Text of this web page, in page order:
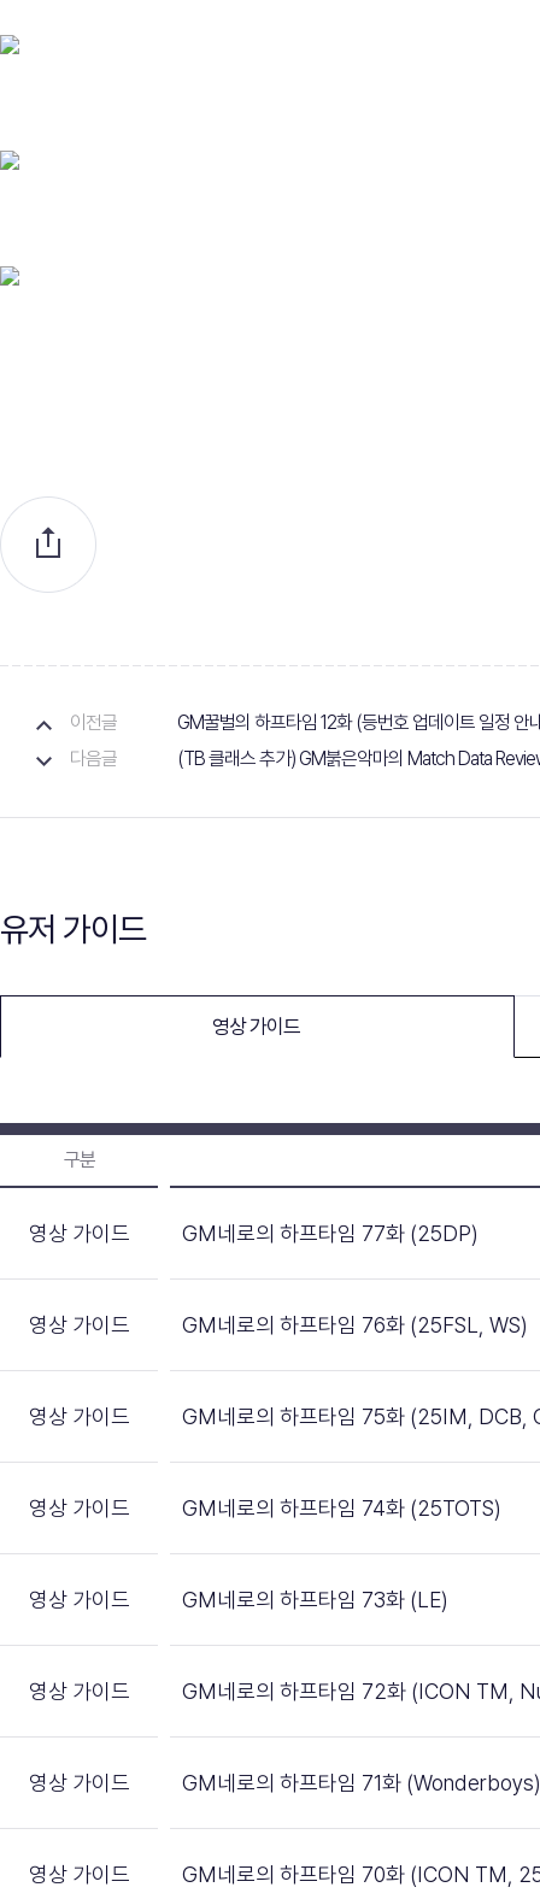
이전글
GM꿀벌의 하프타임 12화 (등번호 업데이트 일정 안
다음글
(TB 클래스 추가) GM붉은악마의 Match Data
유저 가이드
영상 가이드
구분
영상 가이드 GM네로의 하프타임 77화 (25DP)
영상 가이드 GM네로의 하프타임 76화 (25FSL, WS)
영상 가이드 GM네로의 하프타임 75화 (25IM, DCB,
영상 가이드 GM네로의 하프타임 74화 (25TOTS)
영상 가이드 GM네로의 하프타임 73화 (LE)
영상 가이드 GM네로의 하프타임 72화 (ICON TM,
영상 가이드 GM네로의 하프타임 71화 (Wonderboys)
영상 가이드 GM네로의 하프타임 70화 (ICON TM,